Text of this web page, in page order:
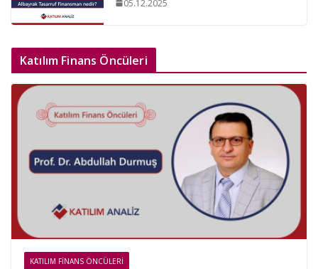
05.12.2025
Katılım Finans Öncüleri
KATILIM FINANS ÖNCÜLERI